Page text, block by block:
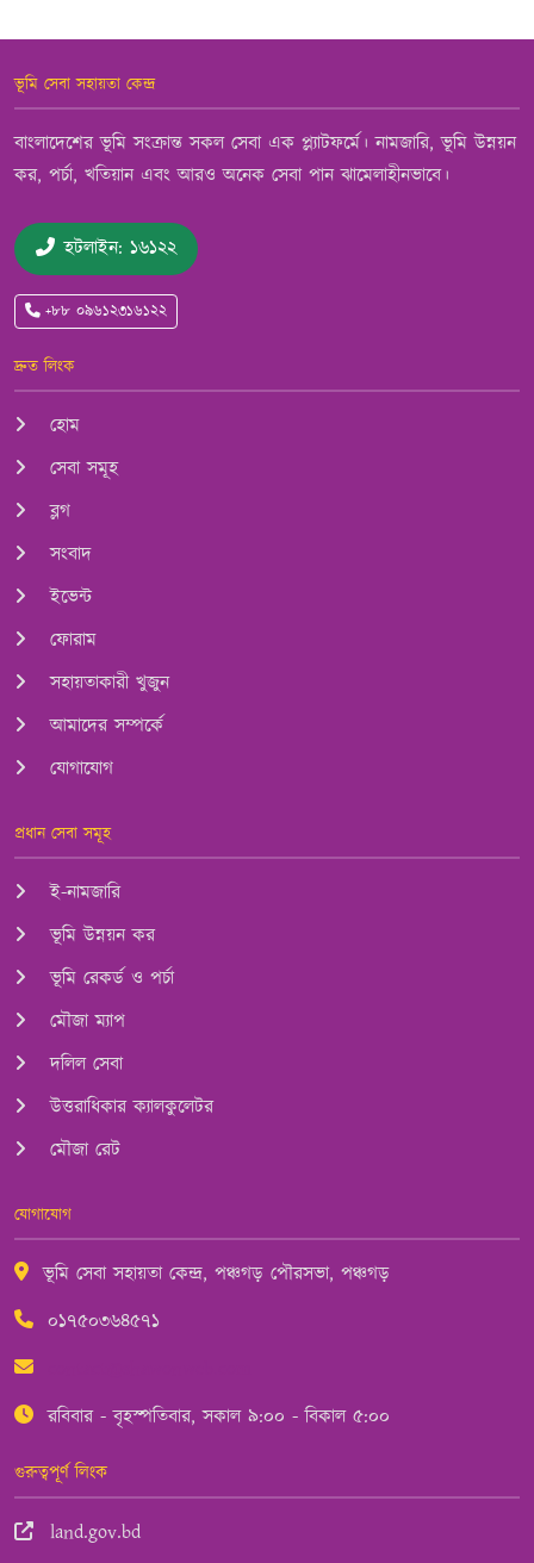
ভূমি সেবা সহায়তা কেন্দ্র
বাংলাদেশের ভূমি সংক্রান্ত সকল সেবা এক প্ল্যাটফর্মে। নামজারি, ভূমি উন্নয়ন
কর, পর্চা, খতিয়ান এবং আরও অনেক সেবা পান ঝামেলাহীনভাবে।
হটলাইন: ১৬১২২
+৮৮ ০৯৬১২৩১৬১২২
দ্রুত লিংক
হোম
সেবা সমূহ
ব্লগ
সংবাদ
ইভেন্ট
ফোরাম
সহায়তাকারী খুজুন
আমাদের সম্পর্কে
যোগাযোগ
প্রধান সেবা সমূহ
ই-নামজারি
ভূমি উন্নয়ন কর
ভূমি রেকর্ড ও পর্চা
মৌজা ম্যাপ
দলিল সেবা
উত্তরাধিকার ক্যালকুলেটর
মৌজা রেট
যোগাযোগ
ভূমি সেবা সহায়তা কেন্দ্র, পঞ্চগড় পৌরসভা, পঞ্চগড়
০১৭৫০৩৬৪৫৭১
রবিবার - বৃহস্পতিবার, সকাল ৯:০০ - বিকাল ৫:০০
গুরুত্বপূর্ণ লিংক
land.gov.bd